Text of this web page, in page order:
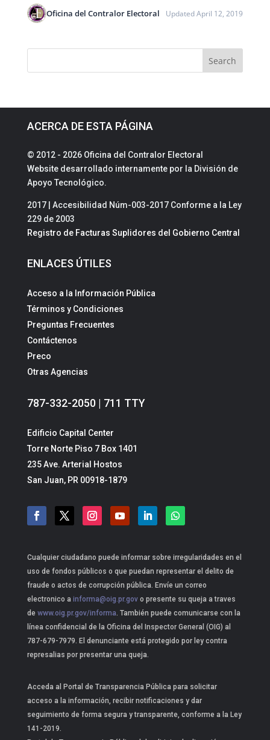
Oficina del Contralor Electoral Updated April 12, 2019
ACERCA DE ESTA PÁGINA
© 2012 - 2026 Oficina del Contralor Electoral
Website desarrollado internamente por la División de
Apoyo Tecnológico.
2017 | Accesibilidad Núm-003-2017 Conforme a la Ley
229 de 2003
Registro de Facturas Suplidores del Gobierno Central
ENLACES ÚTILES
Acceso a la Información Pública
Términos y Condiciones
Preguntas Frecuentes
Contáctenos
Preco
Otras Agencias
787-332-2050 | 711 TTY
Edificio Capital Center
Torre Norte Piso 7 Box 1401
235 Ave. Arterial Hostos
San Juan, PR 00918-1879
Cualquier ciudadano puede informar sobre irregularidades en el
uso de fondos públicos o que puedan representar el delito de
fraude o actos de corrupción pública. Envíe un correo
electronico a informa@oig.pr.govo presente su queja a traves
dewww.oig.pr.gov/informa. También puede comunicarse con la
línea confidencial de la Oficina del Inspector General (OIG) al
787-679-7979. El denunciante está protegido por ley contra
represalias por presentar una queja.
Acceda al Portal de Transparencia Pública para solicitar
acceso a la información, recibir notificaciones y dar
seguimiento de forma segura y transparente, conforme a la Ley
141-2019.